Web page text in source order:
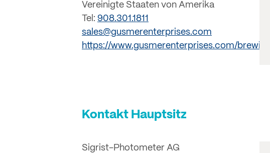
Vereinigte Staaten von Amerika
Tel: 908.301.1811
sales@gusmerenterprises.com
https://www.gusmerenterprises.com/brewing/
Kontakt Hauptsitz
Sigrist-Photometer AG